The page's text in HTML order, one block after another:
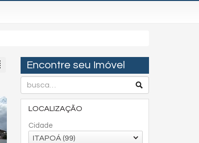
Encontre seu Imóvel
LOCALIZAÇÃO
Cidade
ITAPOÁ (99)